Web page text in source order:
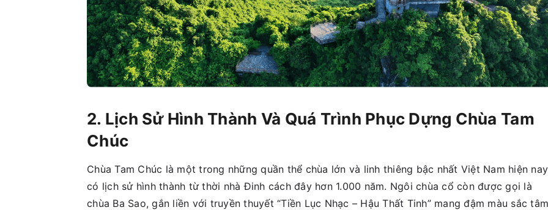
2. Lịch Sử Hình Thành Và Quá Trình Phục Dựng Chùa Tam
Chúc
Chùa Tam Chúc là một trong những quần thể chùa lớn và linh thiêng bậc nhất Việt Nam hiện
có lịch sử hình thành từ thời nhà Đinh cách đây hơn 1.000 năm. Ngôi chùa cổ còn được gọi là
chùa Ba Sao, gắn liền với truyền thuyết “Tiền Lục Nhạc – Hậu Thất Tinh” mang đậm màu sắc tâm